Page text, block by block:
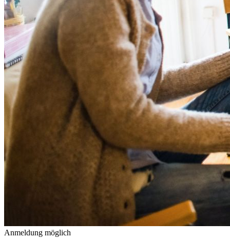
Anmeldung möglich